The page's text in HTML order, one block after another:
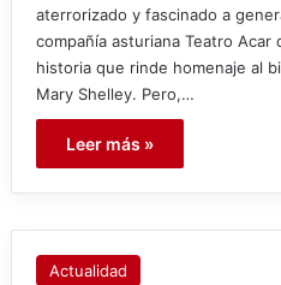
aterrorizado y fascinado a
compañía asturiana Teatro
historia que rinde homenaje al
Mary Shelley. Pero,…
Leer más »
Actualidad